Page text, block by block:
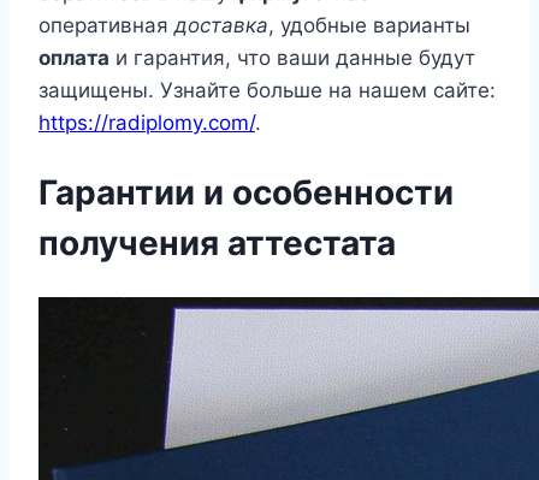
оперативнаядоставка, удобные варианты
оплата и гарантия, что ваши данные будут
защищены. Узнайте больше на нашем сайте:
https://radiplomy.com/.
Гарантии и особенности
получения аттестата